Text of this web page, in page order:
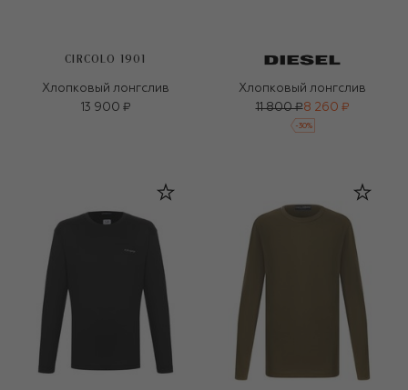
CIRCOLO 1901
Хлопковый лонгслив
13 900 ₽
Хлопковый лонгслив
11 800 ₽8 260 ₽
-30%